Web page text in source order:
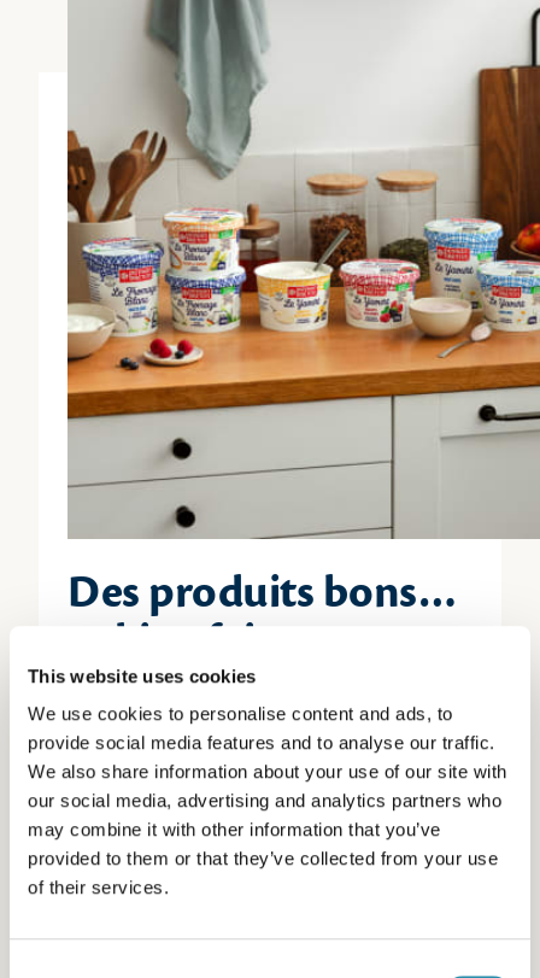
This website uses cookies
We use cookies to personalise content and ads, to
provide social media features and to analyse our traffic.
We also share information about your use of our site with
our social media, advertising and analytics partners who
may combine it with other information that you’ve
provided to them or that they’ve collected from your use
of their services.
Des produits bons…
et bien faits
Fabriqués dans le Finistère, sur le site de
Ploudaniel, ces produits sont élaborés à partir
du lait collecté auprès des producteurs bretons.
Recettes simples, sans colorants ni
conservateurs et des ingrédients
majoritairement d’origine française. La gamme